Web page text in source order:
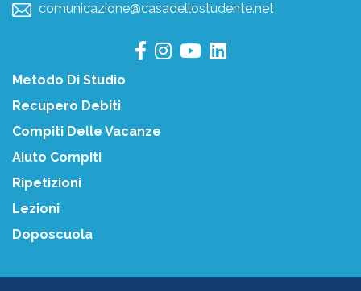
comunicazione@casadellostudente.net
Metodo Di Studio
Recupero Debiti
Compiti Delle Vacanze
Aiuto Compiti
Ripetizioni
Lezioni
Doposcuola